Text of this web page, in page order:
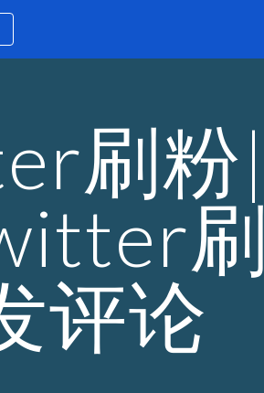
刷粉|
刷
评论